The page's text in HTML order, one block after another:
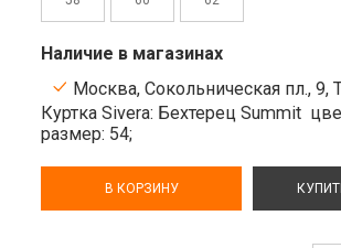
Наличие в магазинах
Москва, Сокольническая пл., 9,
Куртка Sivera: Бехтерец Summit
размер: 54;
В КОРЗИНУ